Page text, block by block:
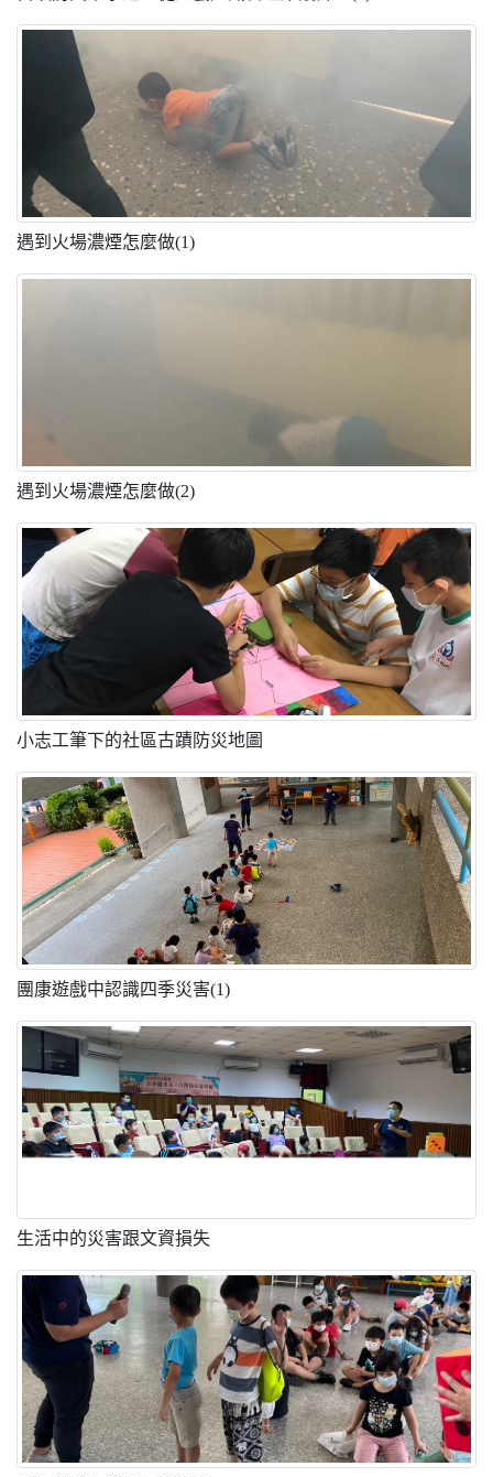
遇到火場濃煙怎麼做(1)
遇到火場濃煙怎麼做(2)
小志工筆下的社區古蹟防災地圖
團康遊戲中認識四季災害(1)
生活中的災害跟文資損失